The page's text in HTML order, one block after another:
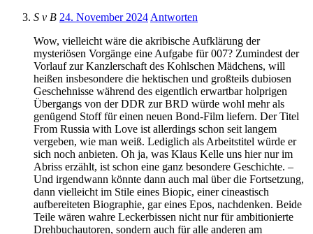
S v B 24. November 2024 Antworten
Wow, vielleicht wäre die akribische Aufklärung der
mysteriösen Vorgänge eine Aufgabe für 007? Zumindest der
Vorlauf zur Kanzlerschaft des Kohlschen Mädchens, will
heißen insbesondere die hektischen und großteils dubiosen
Geschehnisse während des eigentlich erwartbar holprigen
Übergangs von der DDR zur BRD würde wohl mehr als
genügend Stoff für einen neuen Bond-Film liefern. Der Titel
From Russia with Love ist allerdings schon seit langem
vergeben, wie man weiß. Lediglich als Arbeitstitel würde er
sich noch anbieten. Oh ja, was Klaus Kelle uns hier nur im
Abriss erzählt, ist schon eine ganz besondere Geschichte. –
Und irgendwann könnte dann auch mal über die Fortsetzung,
dann vielleicht im Stile eines Biopic, einer cineastisch
aufbereiteten Biographie, gar eines Epos, nachdenken. Beide
Teile wären wahre Leckerbissen nicht nur für ambitionierte
Drehbuchautoren, sondern auch für alle anderen am